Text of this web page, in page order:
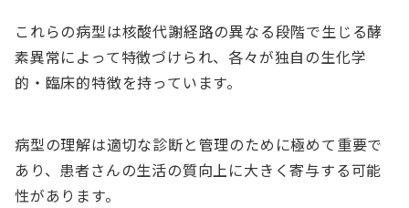
これらの病型は核酸代謝経路の異なる段階で生じる酵
素異常によって特徴づけられ、各々が独自の生化学
的・臨床的特徴を持っています。
病型の理解は適切な診断と管理のために極めて重要で
あり、患者さんの生活の質向上に大きく寄与する可能
性があります。